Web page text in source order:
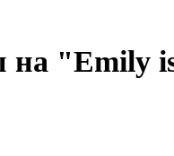
на "Emily